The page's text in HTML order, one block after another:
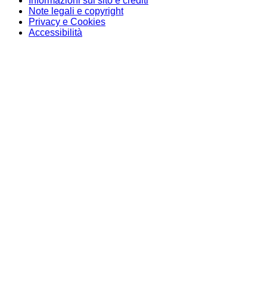
Note legali e copyright
Privacy e Cookies
Accessibilità